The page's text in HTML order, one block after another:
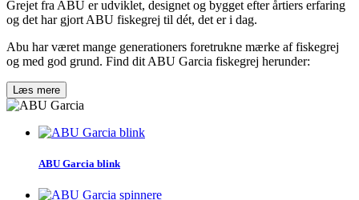
Grejet fra ABU er udviklet, designet og bygget efter årtiers erfaring
og det har gjort ABU fiskegrej til dét, det er i dag.
Abu har været mange generationers foretrukne mærke af fiskegrej
og med god grund. Find dit ABU Garcia fiskegrej herunder:
Læs mere
ABU Garcia blink